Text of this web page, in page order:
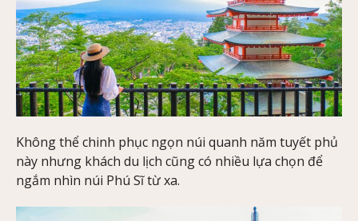
Không thể chinh phục ngọn núi quanh năm tuyết phủ
này nhưng khách du lịch cũng có nhiều lựa chọn để
ngắm nhìn núi Phú Sĩ từ xa.